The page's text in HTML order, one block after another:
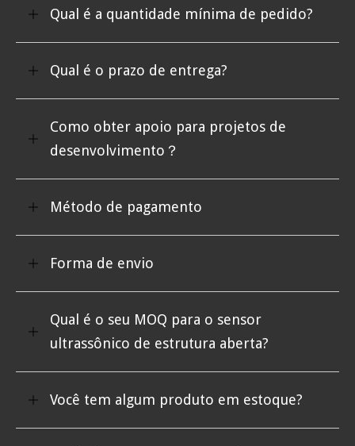
Qual é a quantidade mínima de pedido?
Qual é o prazo de entrega?
Como obter apoio para projetos de
desenvolvimento？
Método de pagamento
Forma de envio
Qual é o seu MOQ para o sensor
ultrassônico de estrutura aberta?
Você tem algum produto em estoque?